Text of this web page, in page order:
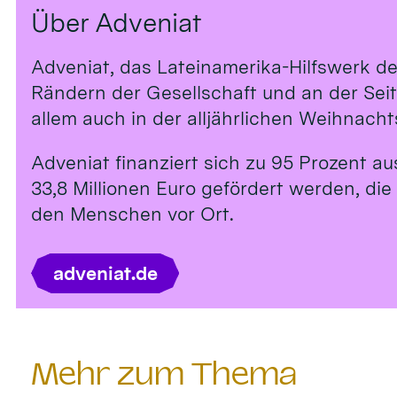
Über Adveniat
Adveniat, das Lateinamerika-Hilfswerk
Rändern der Gesellschaft und an der
allem auch in der alljährlichen
Adveniat finanziert sich zu 95 Prozent
33,8 Millionen Euro gefördert werden,
den Menschen vor Ort.
adveniat.de
Mehr zum Thema